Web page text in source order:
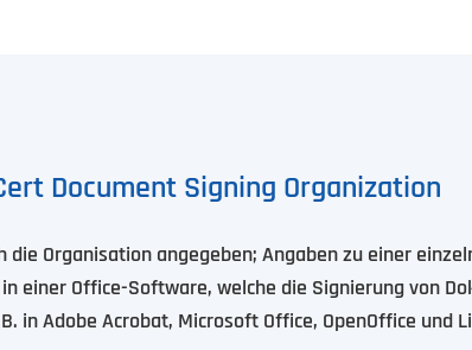
Document Signing Organization
Organisation angegeben; Angaben zu einer
einer Office-Software, welche die Signierung von
in Adobe Acrobat, Microsoft Office, OpenOffice und